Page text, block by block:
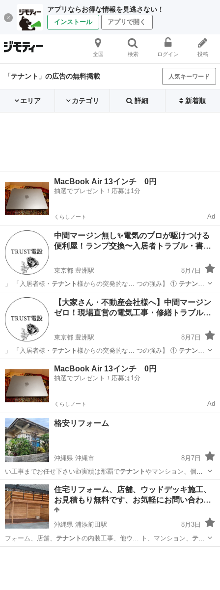
アプリならお得な情報を見逃さない！
インストール アプリで開く
全国 検索 ログイン 投稿
「テナント」の広告の無料掲載 人気キーワード
エリア カテゴリ 詳細 新着順
MacBook Air 13インチ 0円
抽選でプレゼント！応募は1分
くらしノート Ad
中間マージン無し✨電気のプロが駆けつける
便利屋！ランプ交換〜入居者トラブル・書…
東京都 豊洲駅
8月7日
」 「入居者様・ テナント様からの突発的な… つの強み】 ① テナント
様・入居者様対応… 確認はもちろん、テナント様・入居者様との… な
主な業務】 ・ テナント様・入居者様との…
東京 江東区 豊洲駅 便利屋 テナント
【大家さん・不動産会社様へ】中間マージン
ゼロ！現場直営の電気工事・修繕トラブル…
東京都 豊洲駅
8月7日
」 「入居者様・ テナント様からの突発的な… つの強み】 ① テナント
様・入居者様対応… 確認はもちろん、テナント様・入居者様との… な
主な業務】 ・テナント様・入居者様との…
電気工事
MacBook Air 13インチ 0円
抽選でプレゼント！応募は1分
くらしノート Ad
格安リフォーム
沖縄県 沖縄市
8月7日
い工事までお任せ下さい👍実績は那覇でテナントやマンション、個人
住宅、県外の高級住…
沖縄 沖縄市 リフォーム 格安
住宅リフォーム、店舗、ウッドデッキ施工、
お見積もり無料です、お気軽にお問い合わ…
沖縄県 浦添前田駅
8月3日
フォーム、店舗、 テナントの内装工事、他ウ… ト、マンション、 テナ
ント等の遮音壁、耐火…